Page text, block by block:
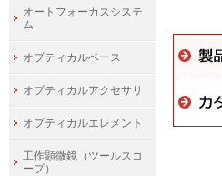
オートフォーカスシステ
ム
オプティカルベース
オプティカルアクセサリ
オプティカルエレメント
工作顕微鏡（ツールスコ
ープ）